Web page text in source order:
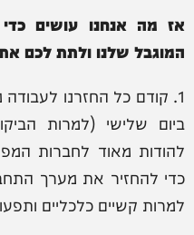
אז מה אנחנו עושים
המוגבל שלנו ולתת לכם
1. קודם כל החזרנו
ביום שלישי (למרות
להודות מאוד לחברות
כדי להחזיר את מערך
למרות קשיים כלכליים